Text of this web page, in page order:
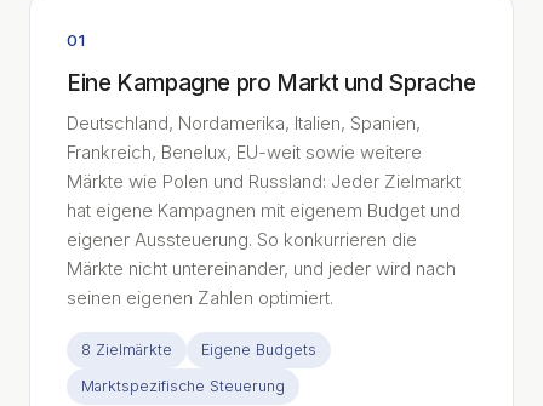
01
Eine Kampagne pro Markt und Sprache
Deutschland, Nordamerika, Italien, Spanien,
Frankreich, Benelux, EU-weit sowie weitere
Märkte wie Polen und Russland: Jeder Zielmarkt
hat eigene Kampagnen mit eigenem Budget und
eigener Aussteuerung. So konkurrieren die
Märkte nicht untereinander, und jeder wird nach
seinen eigenen Zahlen optimiert.
8 Zielmärkte
Eigene Budgets
Marktspezifische Steuerung